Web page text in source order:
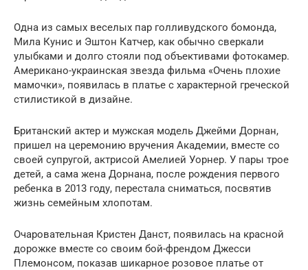
Одна из самых веселых пар голливудского бомонда,
Мила Кунис и Эштон Катчер, как обычно сверкали
улыбками и долго стояли под объективами фотокамер.
Американо-украинская звезда фильма «Очень плохие
мамочки», появилась в платье с характерной греческой
стилистикой в дизайне.
Британский актер и мужская модель Джейми Дорнан,
пришел на церемонию вручения Академии, вместе со
своей супругой, актрисой Амелией Уорнер. У пары трое
детей, а сама жена Дорнана, после рождения первого
ребенка в 2013 году, перестала сниматься, посвятив
жизнь семейным хлопотам.
Очаровательная Кристен Данст, появилась на красной
дорожке вместе со своим бой-френдом Джесси
Племонсом, показав шикарное розовое платье от